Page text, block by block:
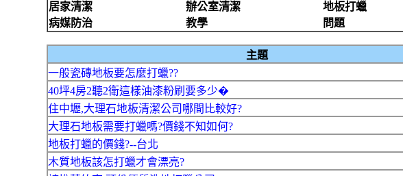
居家清潔
辦公室清潔 地板打蠟
病媒防治
教學 問題
主題
一般瓷磚地板要怎麼打蠟??
40坪4房2聽2衛這樣油漆粉刷要多少�
住中壢,大理石地板清潔公司哪間比較好?
大理石地板需要打蠟嗎?價錢不知如何?
地板打蠟的價錢?--台北
木質地板該怎打蠟才會漂亮?